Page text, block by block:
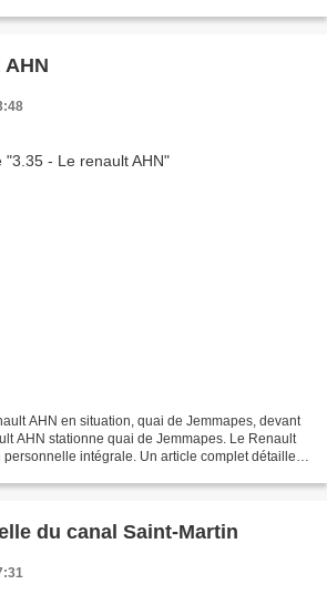
AHN en situation, quai de Jemmapes, devant
AHN stationne quai de Jemmapes. Le Renault
intégrale. Un article complet détaille
du canal Saint-Martin